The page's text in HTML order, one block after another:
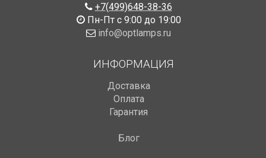
+7(499)648-38-36
Пн-Пт с 9:00 до 19:00
info@optlamps.ru
ИНФОРМАЦИЯ
Доставка
Оплата
Гарантия
Блог